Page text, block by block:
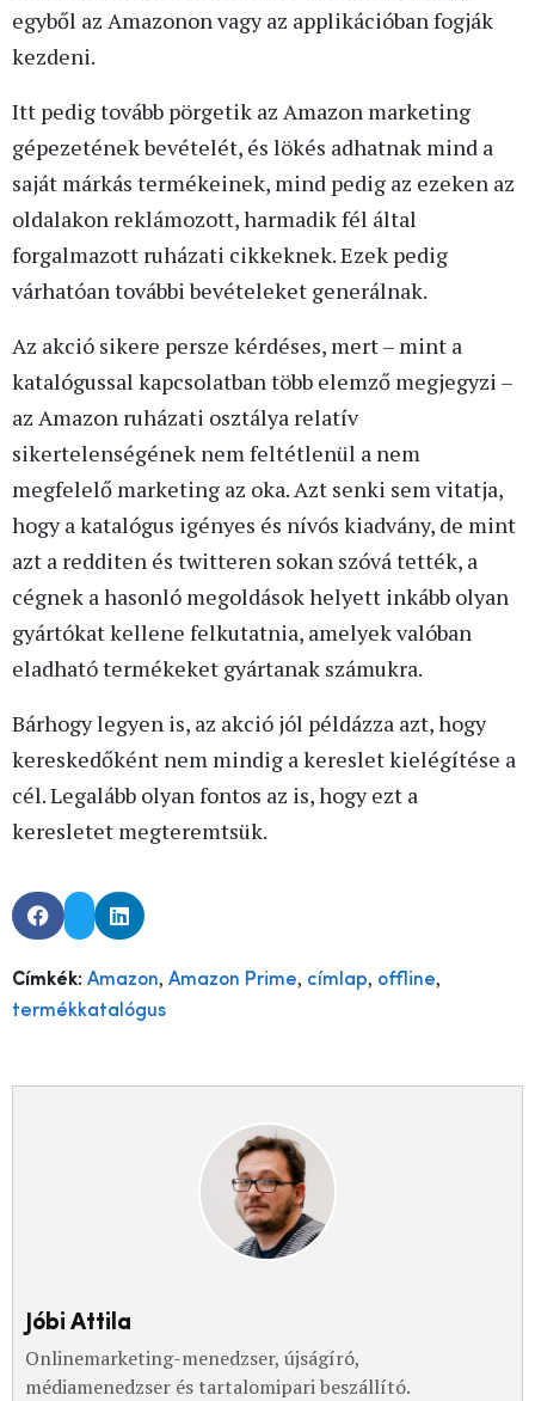
egyből az Amazonon vagy az applikációban fogják
kezdeni.
Itt pedig tovább pörgetik az Amazon marketing
gépezetének bevételét, és lökés adhatnak mind a
saját márkás termékeinek, mind pedig az ezeken az
oldalakon reklámozott, harmadik fél által
forgalmazott ruházati cikkeknek. Ezek pedig
várhatóan további bevételeket generálnak.
Az akció sikere persze kérdéses, mert – mint a
katalógussal kapcsolatban több elemző megjegyzi –
az Amazon ruházati osztálya relatív
sikertelenségének nem feltétlenül a nem
megfelelő marketing az oka. Azt senki sem vitatja,
hogy a katalógus igényes és nívós kiadvány, de mint
azt a redditen és twitteren sokan szóvá tették, a
cégnek a hasonló megoldások helyett inkább olyan
gyártókat kellene felkutatnia, amelyek valóban
eladható termékeket gyártanak számukra.
Bárhogy legyen is, az akció jól példázza azt, hogy
kereskedőként nem mindig a kereslet kielégítése a
cél. Legalább olyan fontos az is, hogy ezt a
keresletet megteremtsük.
Címkék: Amazon, Amazon Prime, címlap, offline,
termékkatalógus
Jóbi Attila
Onlinemarketing-menedzser, újságíró,
médiamenedzser és tartalomipari beszállító.